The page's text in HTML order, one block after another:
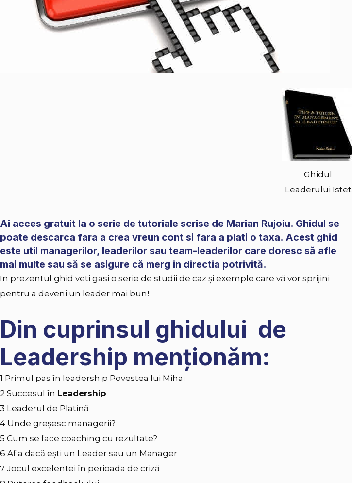
Ghidul
Leaderului Istet
Ai acces gratuit la o serie de tutoriale scrise de Marian Rujoiu. Ghidul se
poate descarca fara a crea vreun cont si fara a plati o taxa. Acest ghid
este util managerilor, leaderilor sau team-leaderilor care doresc să afle
mai multe sau să se asigure că merg in directia potrivită.
In prezentul ghid veti gasi o serie de studii de caz și exemple care vă vor sprijini
pentru a deveni un leader mai bun!
Din cuprinsul ghidului de
Leadership menţionăm:
1 Primul pas în leadership Povestea lui Mihai
2 Succesul în Leadership
3 Leaderul de Platină
4 Unde greșesc managerii?
5 Cum se face coaching cu rezultate?
6 Afla dacă ești un Leader sau un Manager
7 Jocul excelenței în perioada de criză